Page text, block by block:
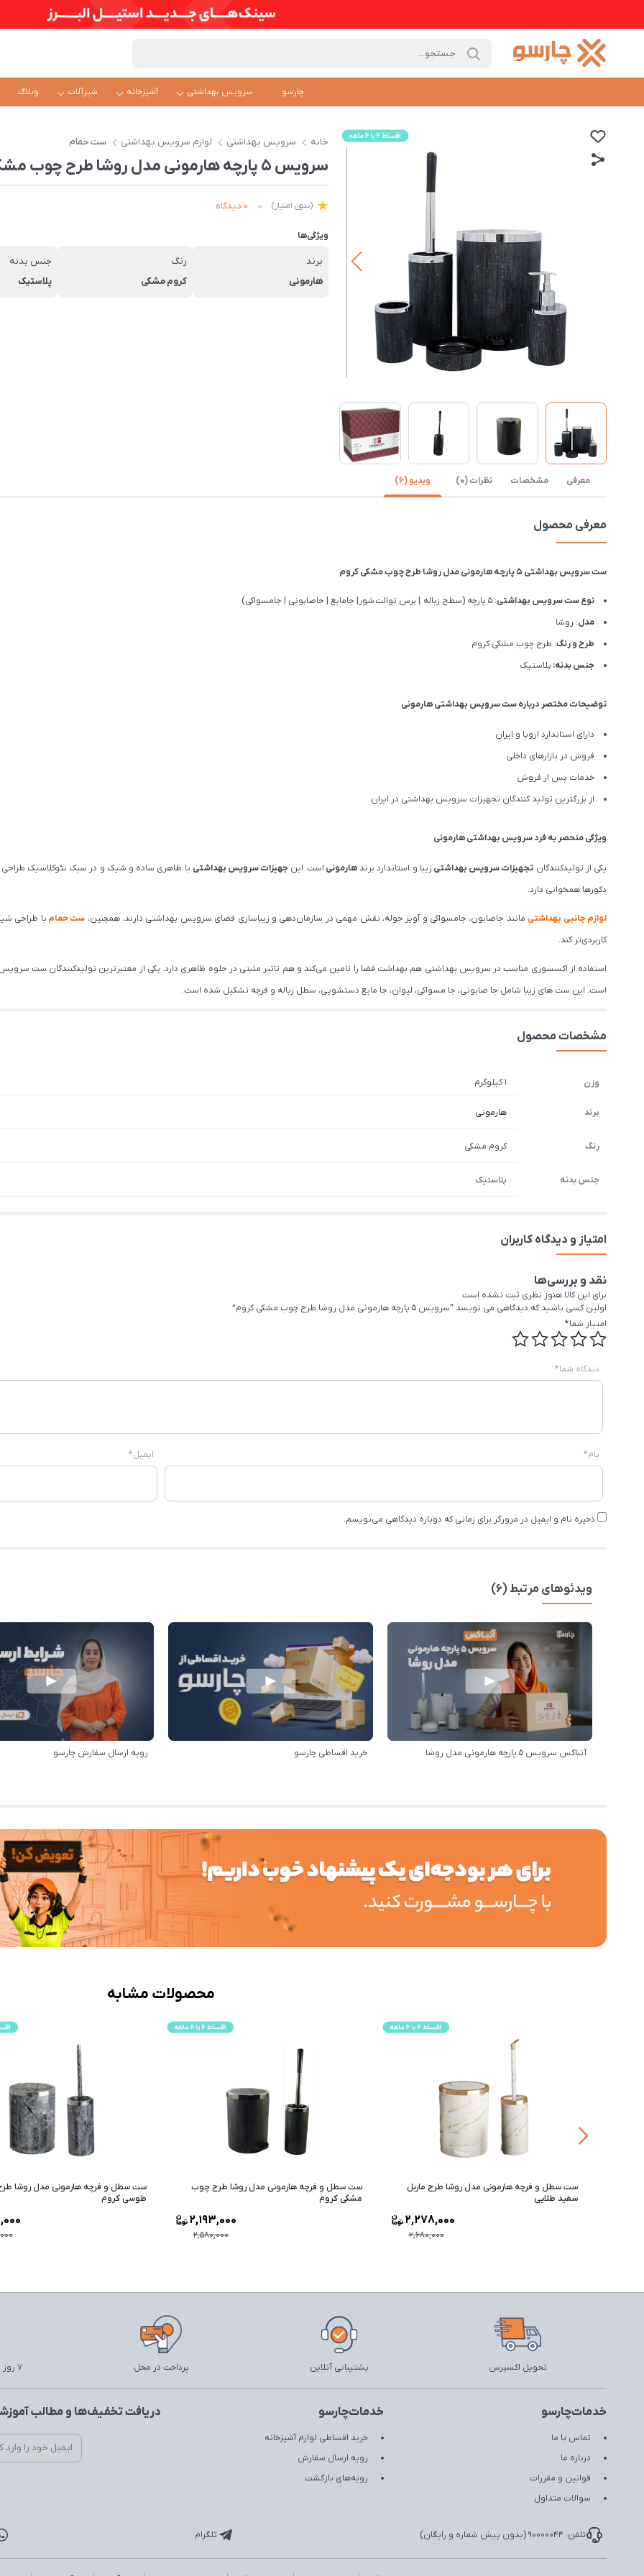
چارسو سرویس بهداشتی آشپزخانه شیرآلات وبلاگ
خانه سرویس بهداشتی لوازم سرویس بهداشتی ست حمام
سرویس 5 پارچه هارمونی مدل روشا طرح چوب مشکی کروم
(بدون امتیاز) 0 دیدگاه
ویژگی‌ها
برند
هارمونی
رنگ
کروم مشکی
جنس بدنه
پلاستیک
معرفی مشخصات نظرات (0) ویدیو (6)
معرفی محصول
ست سرویس بهداشتی 5 پارچه هارمونی مدل روشا طرح چوب مشکی کروم
نوع ست سرویس بهداشتی: 5 پارچه (سطح زباله | برس توالت شور| جامایع | جاصابونی | جامسواکی)
مدل: روشا
طرح و رنگ: طرح چوب مشکی کروم
جنس بدنه: پلاستیک
توضیحات مختصر درباره ست سرویس بهداشتی هارمونی
دارای استاندارد اروپا و ایران
فروش در بازارهای داخلی
خدمات پس از فروش
از بزرگترین تولید کنندگان تجهیزات سرویس بهداشتی در ایران
ویژگی منحصر به فرد سرویس بهداشتی هارمونی
یکی از تولیدکنندگان تجهیزات سرویس بهداشتی زیبا و استاندارد برندهارمونی است. این جهیزات سرویس بهداشتی با ظاهری ساده و شیک و در سبک نئوکلاسیک
دکورها همخوانی دارد.
لوازم جانبی بهداشتی مانند جا‌صابون، جا‌مسواکی و آویز حوله، نقش مهمی در سازمان‌دهی و زیباسازی فضای سرویس بهداشتی دارند. همچنین، ست حمام با طراحی
کاربردی‌تر کند.
استفاده از اکسسوری‌ مناسب در سرویس بهداشتی هم بهداشت فضا را تامین می‌کند و هم تاثیر مثبتی در جلوه ظاهری دارد. یکی از معتبرترین تولیدکنندگان ست
است. این ست های زیبا شامل جا صابونی، جا مسواکی، لیوان، جا مایع دستشویی، سطل زباله و فرچه تشکیل شده است.
مشخصات محصول
وزن 1 کیلوگرم
برند هارمونی
رنگ کروم مشکی
جنس بدنه پلاستیک
امتیاز و دیدگاه کاربران
نقد و بررسی‌ها
برای این کالا هنوز نظری ثبت نشده است.
اولین کسی باشید که دیدگاهی می نویسد “سرویس 5 پارچه هارمونی مدل روشا طرح چوب مشکی کروم”
امتیاز شما*
دیدگاه شما*
نام* ایمیل*
ذخیره نام و ایمیل در مرورگر برای زمانی که دوباره دیدگاهی می‌نویسم.
ویدئوهای مرتبط (6)
آنباکس سرویس 5 پارچه هارمونی مدل روشا خرید اقساطی چارسو رویه ارسال سفارش چارسو
محصولات مشابه
ست سطل و فرچه هارمونی مدل روشا طرح چوب
مشکی کروم
2,580,000
2,193,000
ست سطل و فرچه هارمونی مدل روشا طرح ماربل
طوسی کروم
2,580,000
2,193,000
ست سطل و فرچه هارمونی مدل روشا
مشکی طلایی
تحویل اکسپرس پشتیبانی آنلاین پرداخت در محل 7 روز ضمانت بازگشت
خدمات‌چارسو
تماس با ما
درباره ما
قوانین و مقررات
سوالات متداول
خدمات‌چارسو
خرید اقساطی لوازم آشپزخانه
رویه ارسال سفارش
رویه‌های بازگشت
دریافت تخفیف‌ها و مطالب
تلفن: 90000044 (بدون پیش شماره و رایگان) تلگرام